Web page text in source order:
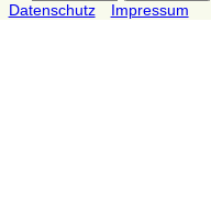
Datenschutz
Impressum